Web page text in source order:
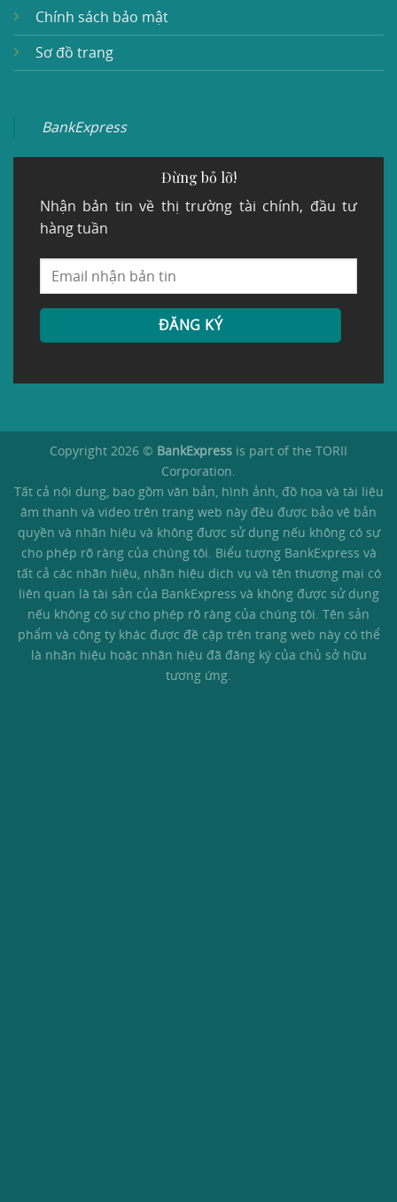
Chính sách bảo mật
Sơ đồ trang
BankExpress
Đừng bỏ lỡ!
Nhận bản tin về thị trường tài chính, đầu tư
hàng tuần
Copyright 2026 © BankExpress is part of the TORII
Corporation.
Tất cả nội dung, bao gồm văn bản, hình ảnh, đồ họa và tài liệu
âm thanh và video trên trang web này đều được bảo vệ bản
quyền và nhãn hiệu và không được sử dụng nếu không có sự
cho phép rõ ràng của chúng tôi. Biểu tượng BankExpress và
tất cả các nhãn hiệu, nhãn hiệu dịch vụ và tên thương mại có
liên quan là tài sản của BankExpress và không được sử dụng
nếu không có sự cho phép rõ ràng của chúng tôi. Tên sản
phẩm và công ty khác được đề cập trên trang web này có thể
là nhãn hiệu hoặc nhãn hiệu đã đăng ký của chủ sở hữu
tương ứng.